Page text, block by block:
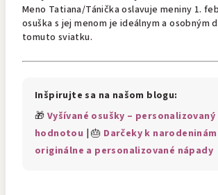
Meno Tatiana/Tánička oslavuje meniny 1.
osuška s jej menom je ideálnym a osobným
tomuto sviatku.
Inšpirujte sa na našom blogu:
🎁 Vyšívané osušky – personalizovaný
hodnotou | 🎂 Darčeky k narodeninám
originálne a personalizované nápady